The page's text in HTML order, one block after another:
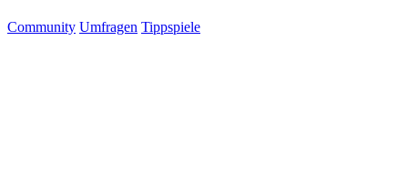
Community Umfragen Tippspiele